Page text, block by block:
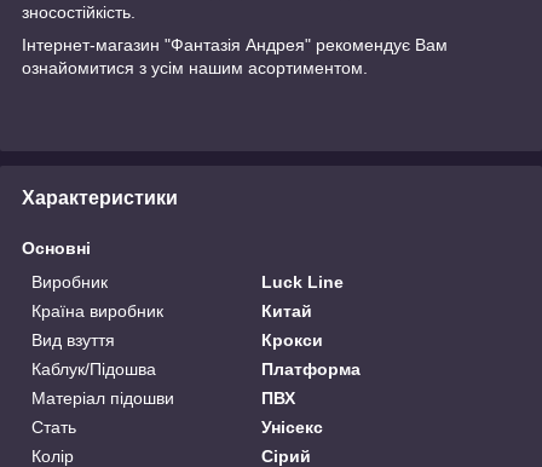
зносостійкість.
Інтернет-магазин "Фантазія Андрея" рекомендує Вам
ознайомитися з усім нашим асортиментом.
Характеристики
Основні
Виробник
Luck Line
Країна виробник
Китай
Вид взуття
Крокси
Каблук/Підошва
Платформа
Матеріал підошви
ПВХ
Стать
Унісекс
Колір
Сірий